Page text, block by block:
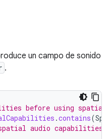
un campo de sonido
.
before using spatial
.contains(
audio capabilities